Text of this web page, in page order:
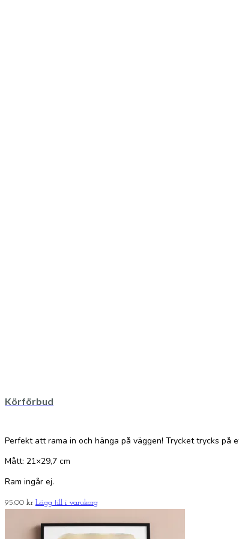
Körförbud
Perfekt att rama in och hänga på väggen! Trycket trycks på
Mått: 21×29,7 cm
Ram ingår ej.
95.00 kr Lägg till i varukorg